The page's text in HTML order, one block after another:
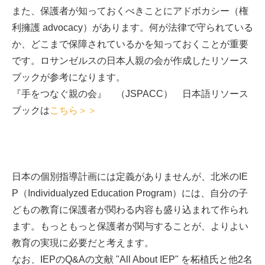
また、保護者が知っておくべきことにアドボカシー（権
利擁護 advocacy）があります。何が法律で守られている
か、どこまで保障されているかを知っておくことが重要
です。ロサンゼルスの日本人親の会が作成したリソース
ブックが参考になります。
『手をつなぐ親の会』 （JSPACC） 日本語リソース
ブックはこちら＞＞
日本の個別指導計画には定義がありませんが、北米のIE
P（Individualyzed Education Program）には、自分の子
どもの教育に保護者が関わる内容も盛り込まれて作られ
ます。もっともっと保護者が関与することが、よりよい
教育の実現に必要だと考えます。
なお、IEPのQ&Aの文献 "All About IEP" を柘植氏と他2名